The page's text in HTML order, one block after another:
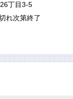
丁目3-5
れ次第終了